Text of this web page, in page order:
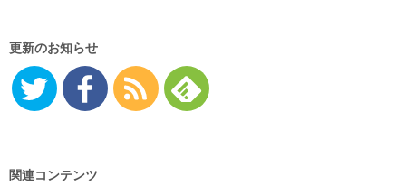
更新のお知らせ
関連コンテンツ